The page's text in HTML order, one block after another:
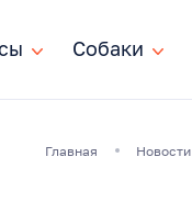
Собаки
Собаки
Главная Новости